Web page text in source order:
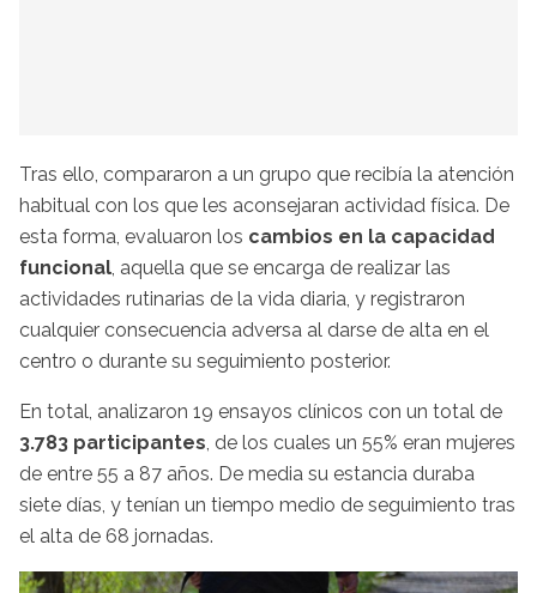
Tras ello, compararon a un grupo que recibía la atención
habitual con los que les aconsejaran actividad física. De
esta forma, evaluaron los cambios en la capacidad
funcional, aquella que se encarga de realizar las
actividades rutinarias de la vida diaria, y registraron
cualquier consecuencia adversa al darse de alta en el
centro o durante su seguimiento posterior.
En total, analizaron 19 ensayos clínicos con un total de
3.783 participantes, de los cuales un 55% eran mujeres
de entre 55 a 87 años. De media su estancia duraba
siete días, y tenían un tiempo medio de seguimiento tras
el alta de 68 jornadas.